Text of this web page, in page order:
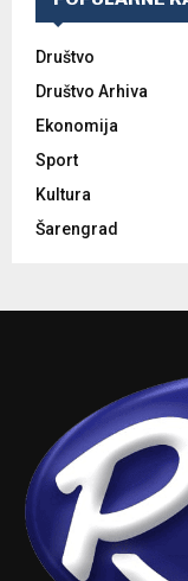
Društvo
Društvo Arhiva
Ekonomija
Sport
Kultura
Šarengrad